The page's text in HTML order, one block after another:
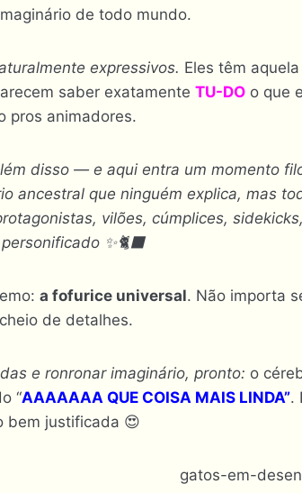
de todo mundo.
expressivos. Eles têm
saber exatamente TU-DO o que
pros animadores.
disso — e aqui entra um momento
ancestral que ninguém explica, mas
vilões, cúmplices,
✨️🐈‍⬛
a fofurice universal. Não importa
de detalhes.
e ronronar imaginário, pronto: o
“AAAAAAA QUE COISA MAIS LINDA”.
bem justificada 😍